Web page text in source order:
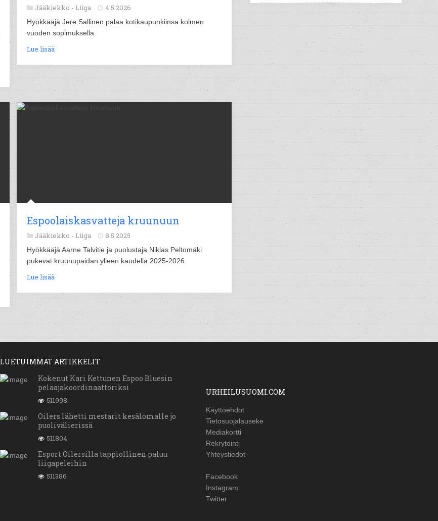
Jääkiekko - Liiga 4.5.2026
Hyökkääjä Jere Sallinen palaa kotikaupunkiinsa kolmen
vuoden sopimuksella.
Lue lisää
Espoolaiskasvatteja kruunuun
Jääkiekko - Liiga 8.5.2025
Hyökkääjä Aarne Talvitie ja puolustaja Niklas Peltomäki
pukevat kruunupaidan ylleen kaudella 2025-2026.
Lue lisää
LUETUIMMAT ARTIKKELIT
Kokenut Kari Kettunen Espoo Bluesin
pelaajakoordinaattoriksi
511998
Oilers lähetti mestarit kesälomalle jo
puolivälierissä
511804
Esport Oilersilla tappiollinen paluu
liigapeleihin
511386
URHEILUSUOMI.COM
Käyttöehdot
Tietosuojalauseke
Mediakortti
Rekrytointi
Yhteystiedot
Facebook
Instagram
Twitter